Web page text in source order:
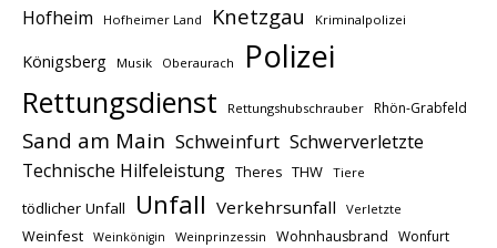
Hofheim Hofheimer Land Knetzgau Kriminalpolizei
Königsberg Musik Oberaurach Polizei
Rettungsdienst Rettungshubschrauber Rhön-Grabfeld
Sand am Main Schweinfurt Schwerverletzte
Technische Hilfeleistung Theres THW Tiere
tödlicher Unfall Unfall Verkehrsunfall Verletzte
Weinfest Weinkönigin Weinprinzessin Wohnhausbrand Wonfurt